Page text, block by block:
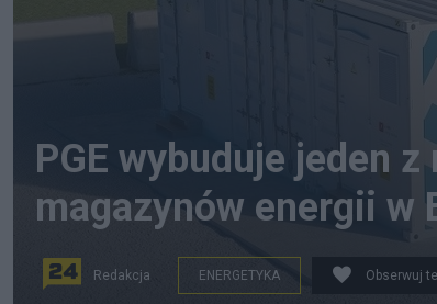
PGE wybuduje jeden
magazynów energii w
Redakcja ENERGETYKA Obserwuj